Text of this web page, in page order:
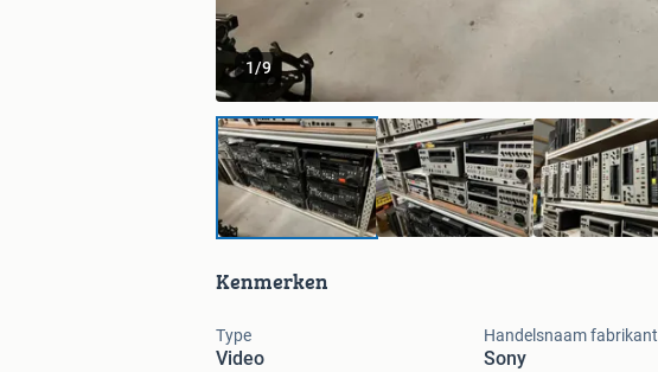
1/9
Kenmerken
Type
Video
Handelsnaam fabrikant
Sony